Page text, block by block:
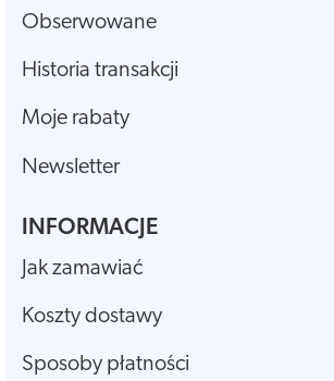
Obserwowane
Historia transakcji
Moje rabaty
Newsletter
INFORMACJE
Jak zamawiać
Koszty dostawy
Sposoby płatności